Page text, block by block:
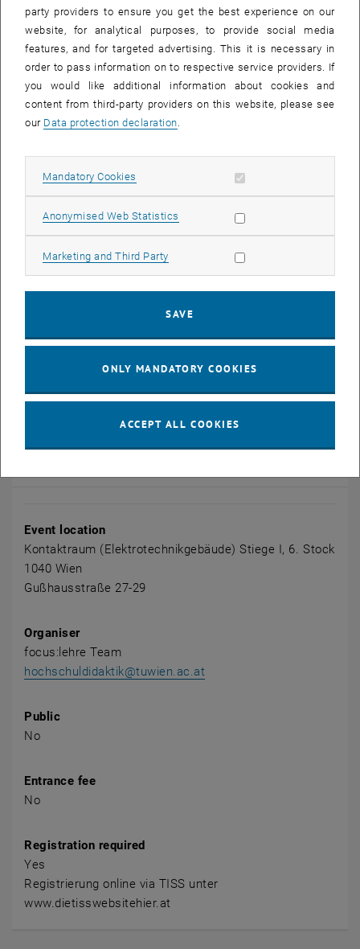
Arbeitsmethoden erkennbar
sind und motivierend wirken
Inhalt:
Hochschuldidaktik – Ansätze und Methoden
Planen und Organisieren von Lehrveranstaltungen
(operationalisierbare Lernziele, adäquate Lehrinhalte,
Lehrveranstaltung – einstimmen und beginnen
Die moderne Hochschuldidaktik versteht unterrichtende Tätigkeit
nicht mehr primär als „Vermittlung von Wissen“ (=
Ergebnisse der Arbeitsaufträge im Plenum ist ein essentieller
Event location
Kontaktraum (Elektrotechnikgebäude) Stiege I, 6. Stock
1040 Wien
Gußhausstraße 27-29
Organiser
focus:lehre Team
hochschuldidaktik@tuwien.ac.at
Public
No
Entrance fee
No
Registration required
Yes
Registrierung online via TISS unter
www.dietisswebsitehier.at
party providers to ensure you get the best experience on our
website, for analytical purposes, to provide social media
features, and for targeted advertising. This it is necessary in
order to pass information on to respective service providers. If
you would like additional information about cookies and
content from third-party providers on this website, please see
our Data protection declaration.
Mandatory Cookies Allow mandatory cookies
Anonymised Web Statistics Allow statistic cookies
Marketing and Third Party Allow marketing cookies
SAVE
ONLY MANDATORY COOKIES
ACCEPT ALL COOKIES